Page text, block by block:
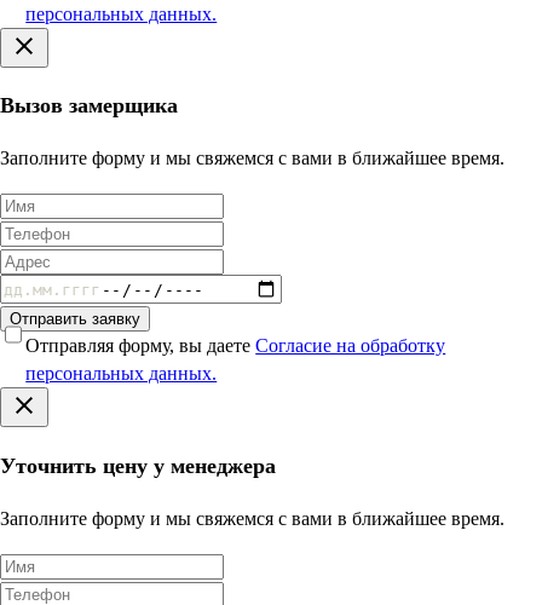
персональных данных.
Вызов замерщика
Заполните форму и мы свяжемся с вами в ближайшее время.
Отправить заявку
Отправляя форму, вы даетеСогласие на обработку
персональных данных.
Уточнить цену у менеджера
Заполните форму и мы свяжемся с вами в ближайшее время.